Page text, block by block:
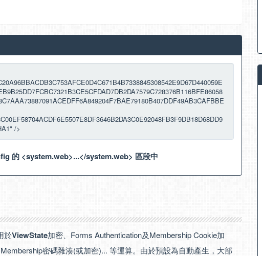
的 <system.web>...</system.web> 區段中
於ViewState加密、Forms Authentication及Membership Cookie加
密碼雜湊(或加密)... 等運算。由於預設為自動產生，大部